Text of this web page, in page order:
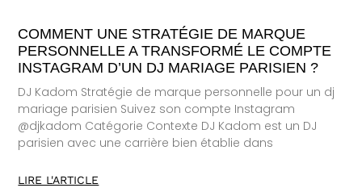
COMMENT UNE STRATÉGIE DE MARQUE
PERSONNELLE A TRANSFORMÉ LE COMPTE
INSTAGRAM D’UN DJ MARIAGE PARISIEN ?
DJ Kadom Stratégie de marque personnelle pour un dj
mariage parisien Suivez son compte Instagram
@djkadom Catégorie Contexte DJ Kadom est un DJ
parisien avec une carrière bien établie dans
LIRE L'ARTICLE